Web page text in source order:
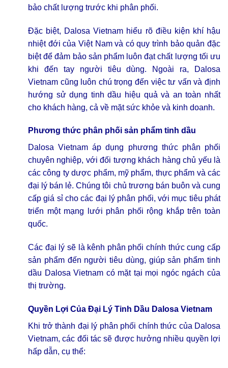
bảo chất lượng trước khi phân phối.
Đặc biệt, Dalosa Vietnam hiểu rõ điều kiện khí hậu
nhiệt đới của Việt Nam và có quy trình bảo quản đặc
biệt để đảm bảo sản phẩm luôn đạt chất lượng tối ưu
khi đến tay người tiêu dùng. Ngoài ra, Dalosa
Vietnam cũng luôn chú trọng đến việc tư vấn và định
hướng sử dụng tinh dầu hiệu quả và an toàn nhất
cho khách hàng, cả về mặt sức khỏe và kinh doanh.
Phương thức phân phối sản phẩm tinh dầu
Dalosa Vietnam áp dụng phương thức phân phối
chuyên nghiệp, với đối tượng khách hàng chủ yếu là
các công ty dược phẩm, mỹ phẩm, thực phẩm và các
đại lý bán lẻ. Chúng tôi chủ trương bán buôn và cung
cấp giá sỉ cho các đại lý phân phối, với mục tiêu phát
triển một mạng lưới phân phối rộng khắp trên toàn
quốc.
Các đại lý sẽ là kênh phân phối chính thức cung cấp
sản phẩm đến người tiêu dùng, giúp sản phẩm tinh
dầu Dalosa Vietnam có mặt tại mọi ngóc ngách của
thị trường.
Quyền Lợi Của Đại Lý Tinh Dầu Dalosa Vietnam
Khi trở thành đại lý phân phối chính thức của Dalosa
Vietnam, các đối tác sẽ được hưởng nhiều quyền lợi
hấp dẫn, cụ thể: